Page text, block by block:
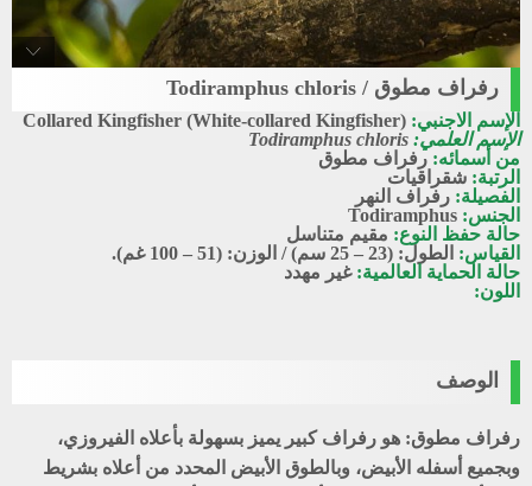
رفراف مطوق / Todiramphus chloris
الإسم الاجنبي: Collared Kingfisher (White-collared Kingfisher)
الإسم العلمي: Todiramphus chloris
من أسمائه: رفراف مطوق
الرتبة: شقراقيات
الفصيلة: رفراف النهر
الجنس: Todiramphus
حالة حفظ النوع: مقيم متناسل
القياس: الطول: (23 – 25 سم) / الوزن: (51 – 100 غم).
حالة الحماية العالمية:غير مهدد
اللون:
الوصف
رفراف مطوق: هو رفراف كبير يميز بسهولة بأعلاه الفيروزي،
وبجميع أسفله الأبيض، وبالطوق الأبيض المحدد من أعلاه بشريط